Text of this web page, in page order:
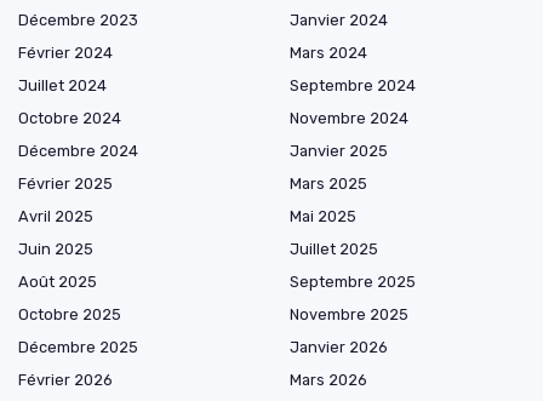
Décembre 2023
Janvier 2024
Février 2024
Mars 2024
Juillet 2024
Septembre 2024
Octobre 2024
Novembre 2024
Décembre 2024
Janvier 2025
Février 2025
Mars 2025
Avril 2025
Mai 2025
Juin 2025
Juillet 2025
Août 2025
Septembre 2025
Octobre 2025
Novembre 2025
Décembre 2025
Janvier 2026
Février 2026
Mars 2026